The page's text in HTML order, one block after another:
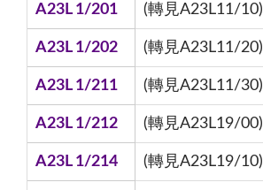
A23L 1/201 (轉見A23L11/10)
A23L 1/202 (轉見A23L11/20)
A23L 1/211 (轉見A23L11/30)
A23L 1/212 (轉見A23L19/00)
A23L 1/214 (轉見A23L19/10)